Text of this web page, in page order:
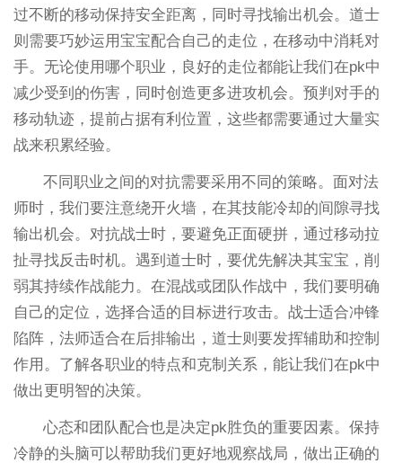
过不断的移动保持安全距离，同时寻找输出机会。道士
则需要巧妙运用宝宝配合自己的走位，在移动中消耗对
手。无论使用哪个职业，良好的走位都能让我们在pk中
减少受到的伤害，同时创造更多进攻机会。预判对手的
移动轨迹，提前占据有利位置，这些都需要通过大量实
战来积累经验。
不同职业之间的对抗需要采用不同的策略。面对法
师时，我们要注意绕开火墙，在其技能冷却的间隙寻找
输出机会。对抗战士时，要避免正面硬拼，通过移动拉
扯寻找反击时机。遇到道士时，要优先解决其宝宝，削
弱其持续作战能力。在混战或团队作战中，我们要明确
自己的定位，选择合适的目标进行攻击。战士适合冲锋
陷阵，法师适合在后排输出，道士则要发挥辅助和控制
作用。了解各职业的特点和克制关系，能让我们在pk中
做出更明智的决策。
心态和团队配合也是决定pk胜负的重要因素。保持
冷静的头脑可以帮助我们更好地观察战局，做出正确的